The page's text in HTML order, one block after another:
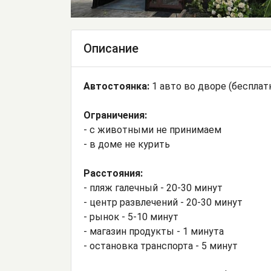
Описание
Автостоянка: 1 авто во дворе
Ограничения:
- с животными не принимаем
- в доме не курить
Расстояния:
- пляж галечный - 20-30 минут
- центр развлечений - 20-30 минут
- рынок - 5-10 минут
- магазин продукты - 1 минута
- остановка транспорта - 5 минут